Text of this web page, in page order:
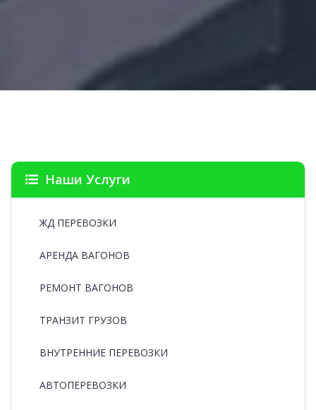
Наши Услуги
ЖД ПЕРЕВОЗКИ
АРЕНДА ВАГОНОВ
РЕМОНТ ВАГОНОВ
ТРАНЗИТ ГРУЗОВ
ВНУТРЕННИЕ ПЕРЕВОЗКИ
АВТОПЕРЕВОЗКИ